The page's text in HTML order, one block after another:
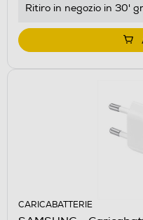
Ritiro in negozio in 30'
CARICABATTERIE